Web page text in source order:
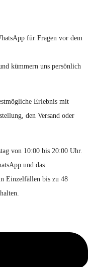
für Fragen vor dem
kümmern uns persönlich
Erlebnis mit
den Versand oder
von 10:00 bis 20:00 Uhr.
und das
Einzelfällen bis zu 48